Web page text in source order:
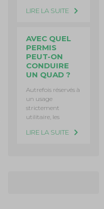
LIRE LA SUITE
AVEC QUEL
PERMIS
PEUT-ON
CONDUIRE
UN QUAD ?
Autrefois réservés à
un usage
strictement
utilitaire, les
LIRE LA SUITE